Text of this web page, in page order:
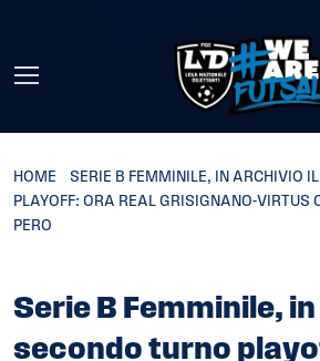
HOME
SERIE B FEMMINILE, IN ARCHIVIO
PLAYOFF: ORA REAL GRISIGNANO-VIRTUS
PERO
Serie B Femminile,
secondo turno